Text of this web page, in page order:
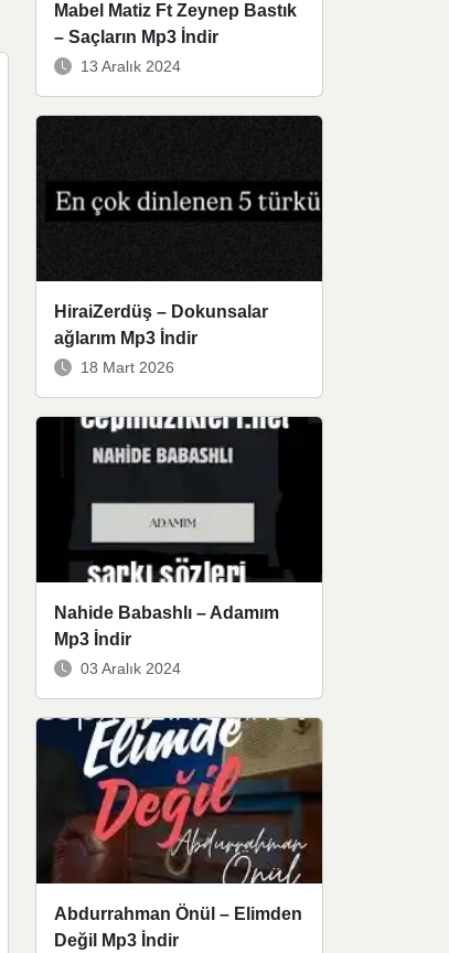
Mabel Matiz Ft Zeynep Bastık
– Saçların Mp3 İndir
13 Aralık 2024
HiraiZerdüş – Dokunsalar
ağlarım Mp3 İndir
18 Mart 2026
Nahide Babashlı – Adamım
Mp3 İndir
03 Aralık 2024
Abdurrahman Önül – Elimden
Değil Mp3 İndir